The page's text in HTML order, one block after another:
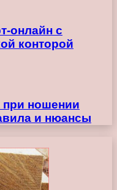
онлайн с
конторой
при ношении
и нюансы